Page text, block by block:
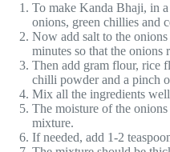
To make Kanda Bhaji, in
onions, green chillies and
Now add salt to the
minutes so that the onions
Then add gram flour, rice
chilli powder and a pinch
Mix all the ingredients
The moisture of the
mixture.
If needed, add 1-2